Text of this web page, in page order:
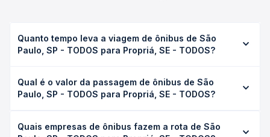
Quanto tempo leva a viagem de ônibus de São
Paulo, SP - TODOS para Propriá, SE - TODOS?
Propriá, SE - TODOS leva em média 42h 33min, podendo
variar conforme a viação, o tipo de serviço (convencional,
duração exata de cada opção na data desejada.
Qual é o valor da passagem de ônibus de São
Paulo, SP - TODOS para Propriá, SE - TODOS?
TODOS para Propriá, SE - TODOS custa em média R$
Quais empresas de ônibus fazem a rota de São